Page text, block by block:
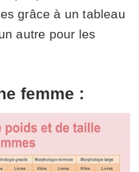
grâce à un tableau
autre pour les
femme :